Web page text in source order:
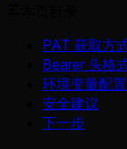
PAT 获取方
Bearer 头格
环境变量配置
安全建议
下一步